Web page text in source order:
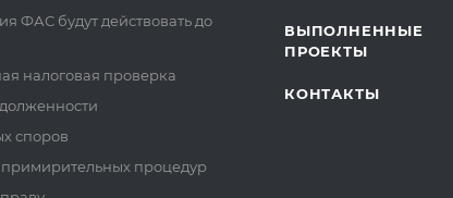
ФАС будут действовать до
налоговая проверка
споров
процедур
ВЫПОЛНЕННЫЕ
ПРОЕКТЫ
КОНТАКТЫ